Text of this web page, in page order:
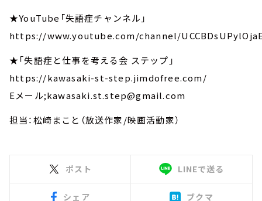
★YouTube「失語症チャンネル」
https://www.youtube.com/channel/
★「失語症と仕事を考える会 ステップ」
https://kawasaki-st-step.jimdofree.com/
Eメール;kawasaki.st.step@gmail.com
担当：松崎まこと（放送作家/映画活動家）
ポスト LINEで送る
シェア ブクマ